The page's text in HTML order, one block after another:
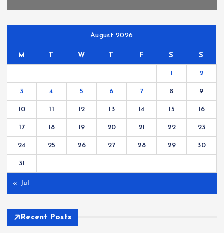
August 2026
M T W T F S S
1 2
3 4 5 6 7 8 9
10 11 12 13 14 15 16
17 18 19 20 21 22 23
24 25 26 27 28 29 30
31
« Jul
Recent Posts